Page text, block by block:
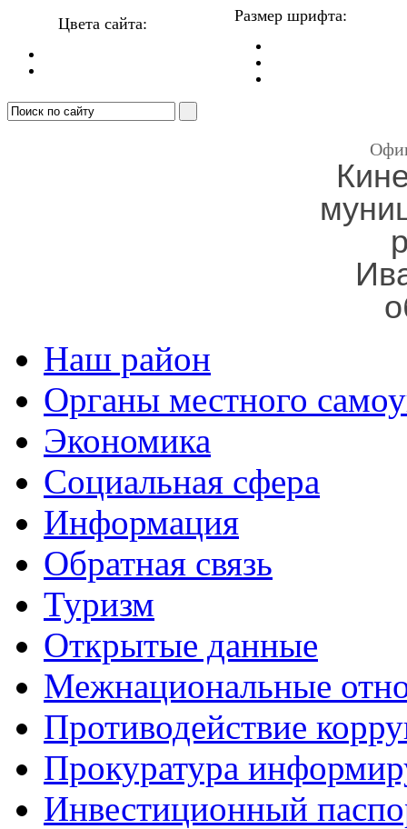
Цвета сайта: Размер шрифта:
Наш район
Органы местного
Экономика
Социальная сфера
Информация
Обратная связь
Туризм
Открытые данные
Межнациональные
Противодействие
Прокуратура
Инвестиционный